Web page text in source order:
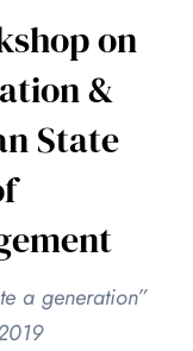
on
&
State
a generation”